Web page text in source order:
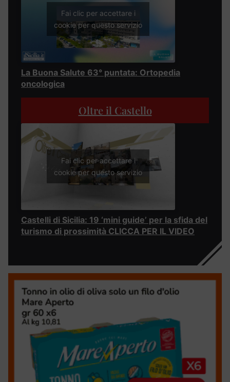
Fai clic per accettare i
cookie per questo servizio
La Buona Salute 63° puntata: Ortopedia
oncologica
Oltre il Castello
Fai clic per accettare i
cookie per questo servizio
Castelli di Sicilia: 19 ‘mini guide’ per la sfida del
turismo di prossimità CLICCA PER IL VIDEO